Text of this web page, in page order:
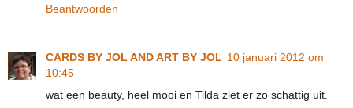
Beantwoorden
CARDS BY JOL AND ART BY JOL 10 januari 2012 om
10:45
wat een beauty, heel mooi en Tilda ziet er zo schattig uit.